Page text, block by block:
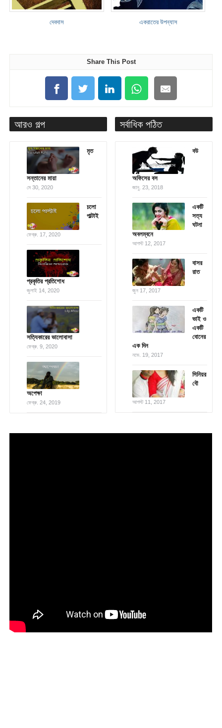
দেবদাস একরাতের উপন্যাস
Share This Post
আরও গল্প
মৃত
সন্তানের মায়া
মে 30, 2020
চলো
পাল্টাই
ফেব্রু. 17, 2020
প্রকৃতির প্রতিশোধ
জুলাই 14, 2020
সত্যিকারের ভালোবাসা
ফেব্রু. 9, 2020
অপেক্ষা
ফেব্রু. 24, 2019
সর্বাধিক পঠিত
বউ
অফিসের বস
জানু. 23, 2018
একটি
সত্য
ঘটনা
অবলম্বনে
আগস্ট 12, 2017
বাসর
রাত
জুন 17, 2017
একটি
ভাই ও
একটি
বোনের
এক দিন
নভে. 19, 2017
সিনিয়র
বৌ
আগস্ট 11, 2017